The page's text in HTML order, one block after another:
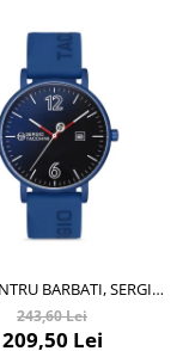
BARBATI, SERGIO
STREAMLINE,
ST.1.10116.2
243,60 Lei
209,50 Lei